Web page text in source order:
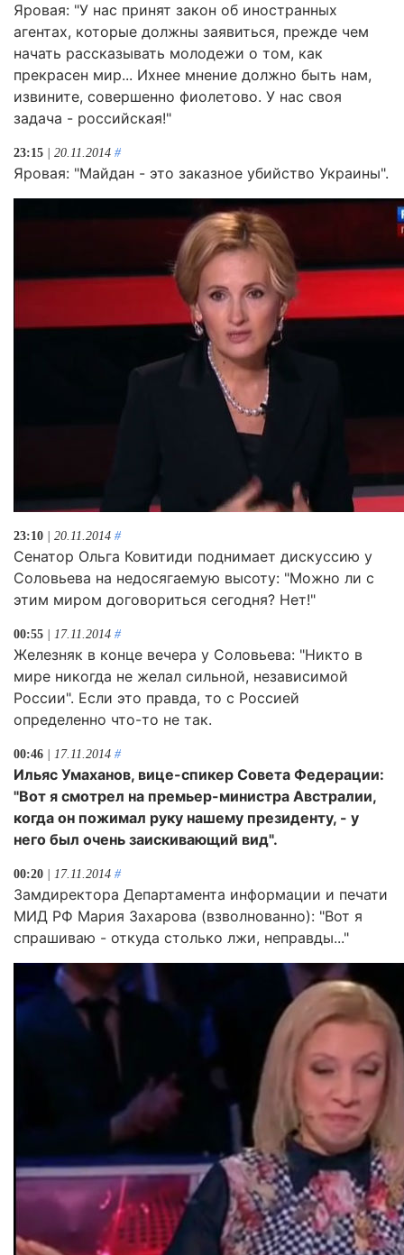
Яровая: "У нас принят закон об иностранных
агентах, которые должны заявиться, прежде чем
начать рассказывать молодежи о том, как
прекрасен мир... Ихнее мнение должно быть нам,
извините, совершенно фиолетово. У нас своя
задача - российская!"
23:15 | 20.11.2014 #
Яровая: "Майдан - это заказное убийство Украины".
23:10 | 20.11.2014 #
Сенатор Ольга Ковитиди поднимает дискуссию у
Соловьева на недосягаемую высоту: "Можно ли с
этим миром договориться сегодня? Нет!"
00:55 | 17.11.2014 #
Железняк в конце вечера у Соловьева: "Никто в
мире никогда не желал сильной, независимой
России". Если это правда, то с Россией
определенно что-то не так.
00:46 | 17.11.2014 #
Ильяс Умаханов, вице-спикер Совета Федерации:
"Вот я смотрел на премьер-министра Австралии,
когда он пожимал руку нашему президенту, - у
него был очень заискивающий вид".
00:20 | 17.11.2014 #
Замдиректора Департамента информации и печати
МИД РФ Мария Захарова (взволнованно): "Вот я
спрашиваю - откуда столько лжи, неправды..."